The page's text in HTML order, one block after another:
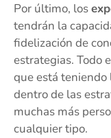
Por último, los
tendrán la
fidelización de
estrategias. Todo
que está teniendo
dentro de las
muchas más
cualquier tipo.